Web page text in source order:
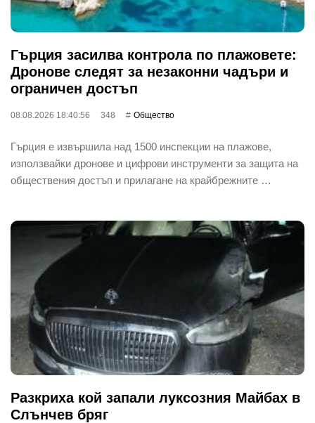
Гърция засилва контрола по плажовете:
Дронове следят за незаконни чадъри и
ограничен достъп
08.08.2026 18:40:56 348 Общество
Гърция е извършила над 1500 инспекции на плажове,
използвайки дронове и цифрови инструменти за защита на
обществения достъп и прилагане на крайбрежните …
Разкриха кой запали луксозния Майбах в
Слънчев бряг